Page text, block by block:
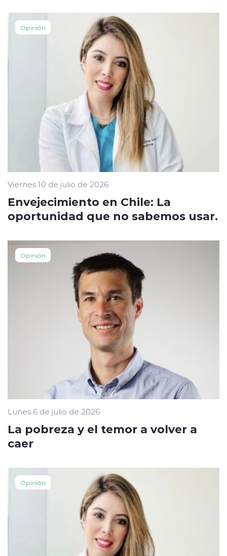
Opinión
Viernes 10 de julio de 2026
Envejecimiento en Chile: La
oportunidad que no sabemos usar.
Opinión
Lunes 6 de julio de 2026
La pobreza y el temor a volver a
caer
Opinión